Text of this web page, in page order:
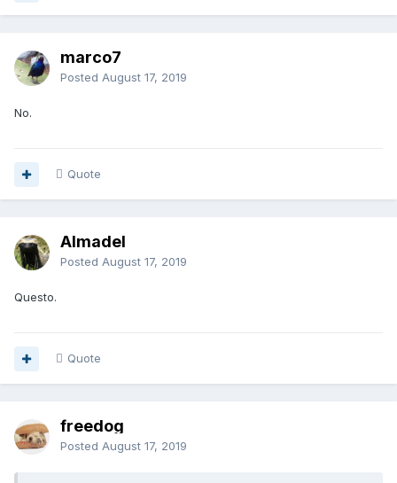
marco7
Posted August 17, 2019
No.
Quote
Almadel
Posted August 17, 2019
Questo.
Quote
freedog
Posted August 17, 2019